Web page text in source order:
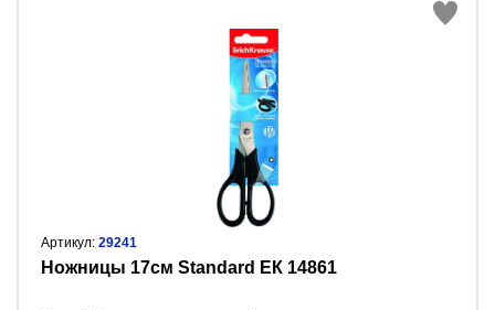
Артикул: 29241
Ножницы 17см Standard ЕК 14861